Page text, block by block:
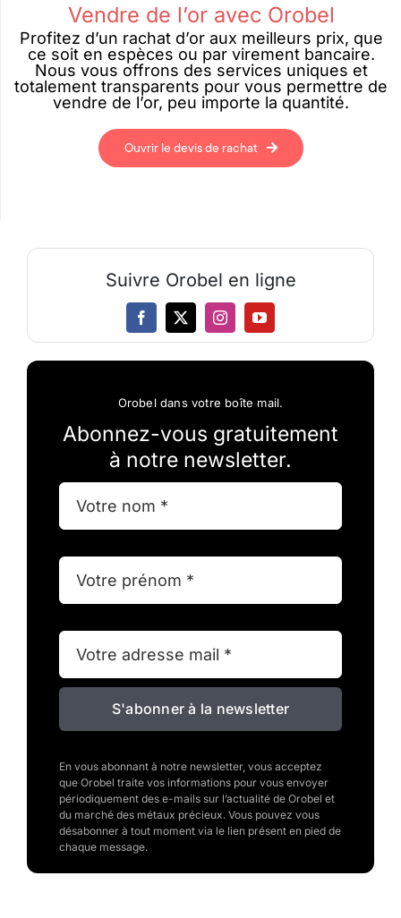
Vendre de l’or avec Orobel
Profitez d’un rachat d’or aux meilleurs prix, que
ce soit en espèces ou par virement bancaire.
Nous vous offrons des services uniques et
totalement transparents pour vous permettre de
vendre de l’or, peu importe la quantité.
Ouvrir le devis de rachat
Suivre Orobel en ligne
Orobel dans votre boîte mail.
Abonnez-vous gratuitement
à notre newsletter.
S'abonner à la newsletter
En vous abonnant à notre newsletter, vous acceptez
que Orobel traite vos informations pour vous envoyer
périodiquement des e-mails sur l’actualité de Orobel et
du marché des métaux précieux. Vous pouvez vous
désabonner à tout moment via le lien présent en pied de
chaque message.